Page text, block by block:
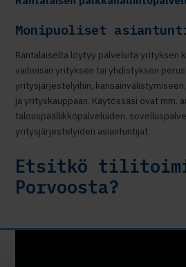
Monipuoliset
Rantalaiselta löytyy palveluita yrityksen
vaiheisiin yrityksen tai yhdistyksen
yritysjärjestelyihin,
ja yrityskauppaan. Käytössäsi ovat mm.
talouspäällikköpalveluiden,
yritysjärjestelyiden asiantuntijat.
Etsitkö
Porvoosta?